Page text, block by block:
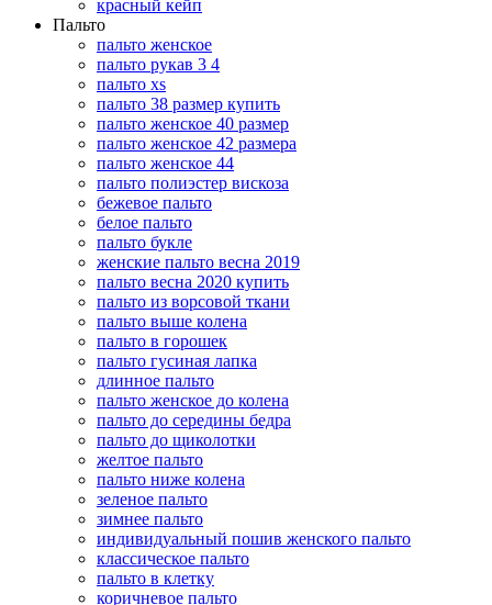
красный кейп
Пальто
пальто женское
пальто рукав 3 4
пальто xs
пальто 38 размер купить
пальто женское 40 размер
пальто женское 42 размера
пальто женское 44
пальто полиэстер вискоза
бежевое пальто
белое пальто
пальто букле
женские пальто весна 2019
пальто весна 2020 купить
пальто из ворсовой ткани
пальто выше колена
пальто в горошек
пальто гусиная лапка
длинное пальто
пальто женское до колена
пальто до середины бедра
пальто до щиколотки
желтое пальто
пальто ниже колена
зеленое пальто
зимнее пальто
индивидуальный пошив женского пальто
классическое пальто
пальто в клетку
коричневое пальто